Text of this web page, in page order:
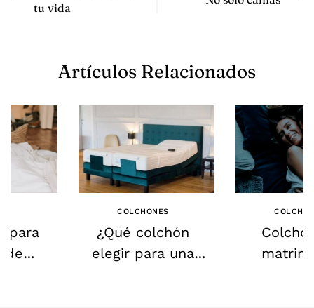
tu vida
Artículos Relacionados
para
de
COLCHONES
¿Qué colchón
elegir para una